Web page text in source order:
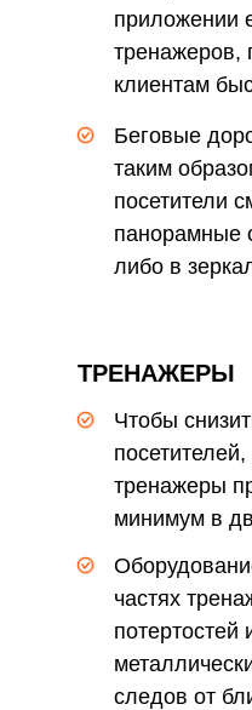
приложении
клиентам
Беговые
таким
посетители
панорамные
либо в
ТРЕНАЖЕРЫ
Чтобы
тренажеры
минимум в
частях
следов от